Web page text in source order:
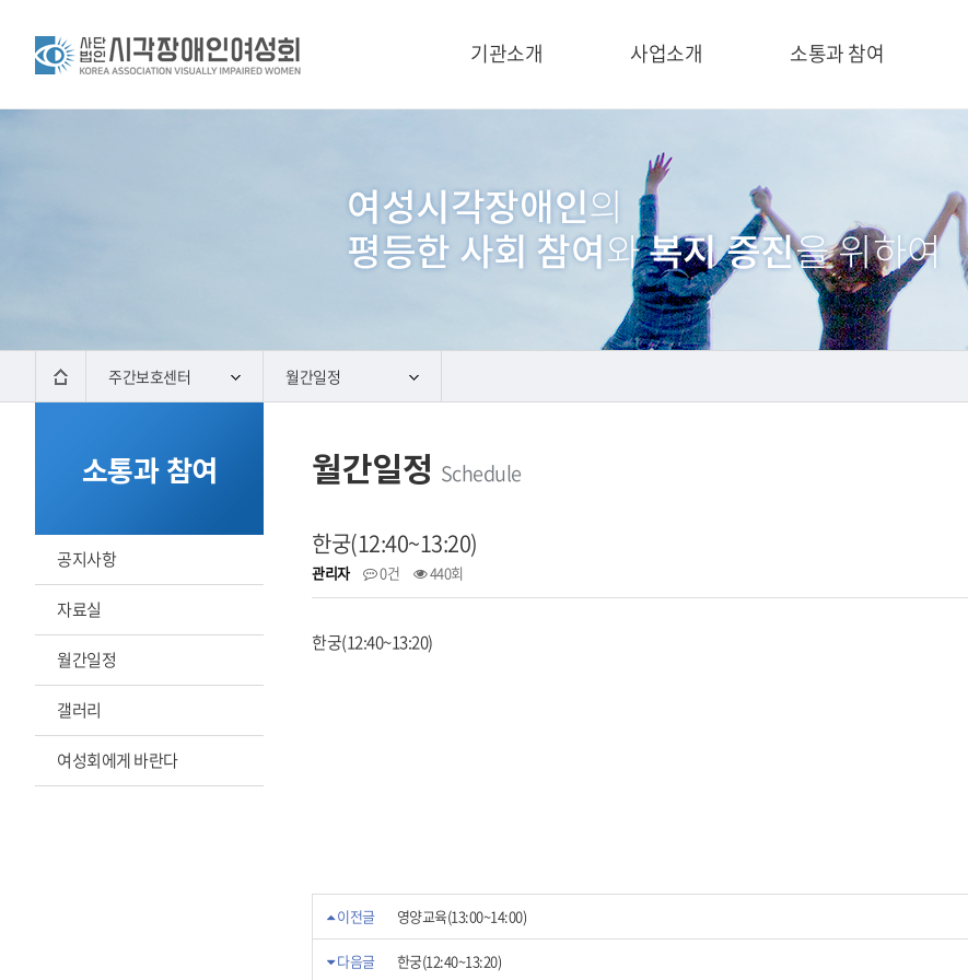
기관소개 사업소개 소통과 참여
주간보호센터 월간일정
소통과 참여
공지사항
자료실
월간일정
갤러리
여성회에게 바란다
월간일정 Schedule
한궁(12:40~13:20)
관리자 0건 440회
한궁(12:40~13:20)
이전글 영양교육(13:00~14:00)
다음글 한궁(12:40~13:20)